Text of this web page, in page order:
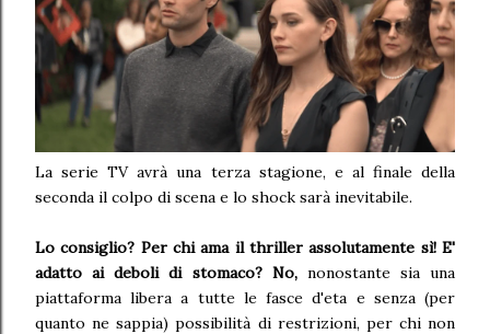
La serie TV avrà una terza stagione, e al finale della
seconda il colpo di scena e lo shock sarà inevitabile.
Lo consiglio? Per chi ama il thriller assolutamente sì! E'
adatto ai deboli di stomaco? No, nonostante sia una
piattaforma libera a tutte le fasce d'eta e senza (per
quanto ne sappia) possibilità di restrizioni, per chi non